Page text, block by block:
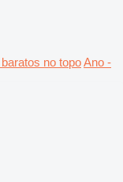
no topoAno -